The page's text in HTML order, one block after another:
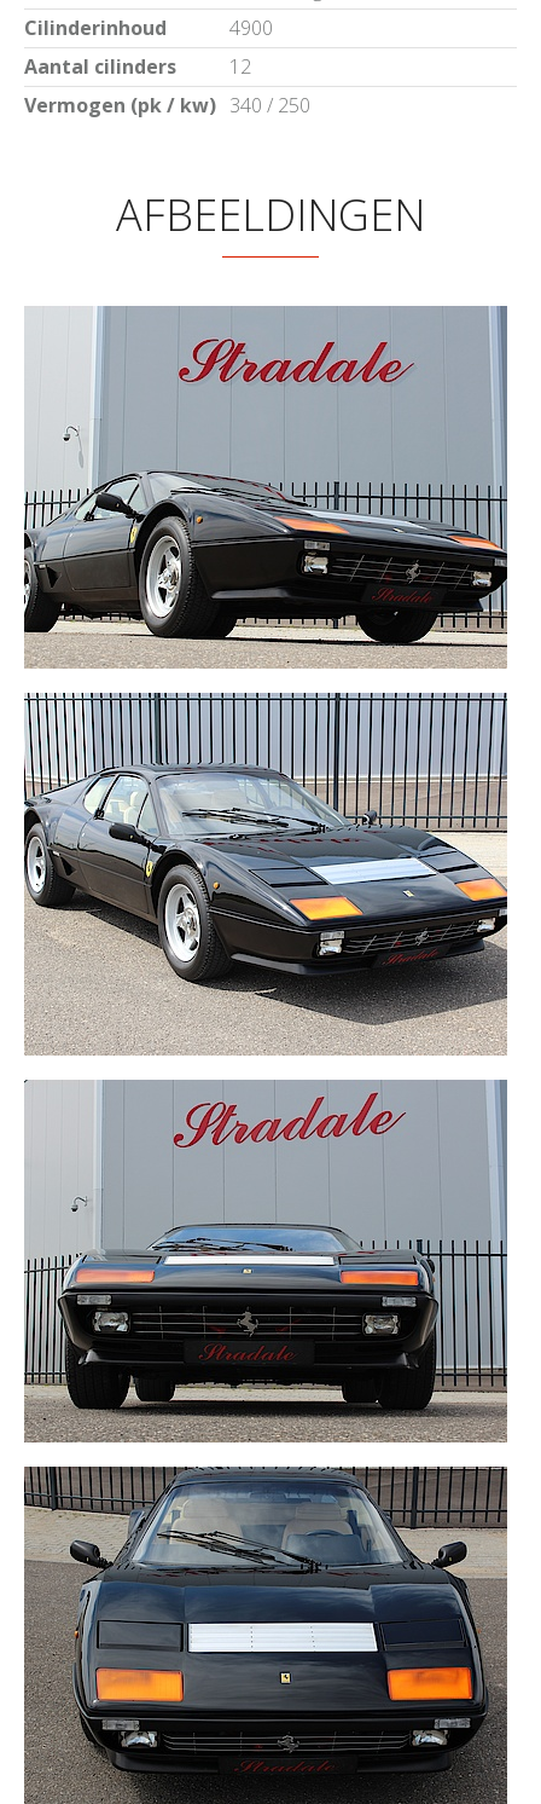
Cilinderinhoud
4900
Aantal cilinders
12
Vermogen (pk / kw) 340 / 250
AFBEELDINGEN